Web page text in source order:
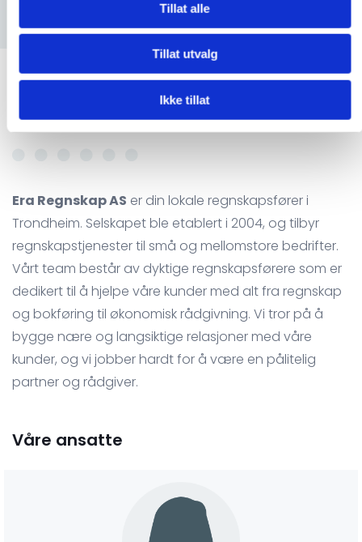
Tillat alle
Tillat utvalg
Ikke tillat
Hvem er vi?
Era Regnskap AS er din lokale regnskapsfører i
Trondheim. Selskapet ble etablert i 2004, og tilbyr
regnskapstjenester til små og mellomstore bedrifter.
Vårt team består av dyktige regnskapsførere som er
dedikert til å hjelpe våre kunder med alt fra regnskap
og bokføring til økonomisk rådgivning. Vi tror på å
bygge nære og langsiktige relasjoner med våre
kunder, og vi jobber hardt for å være en pålitelig
partner og rådgiver.
Våre ansatte